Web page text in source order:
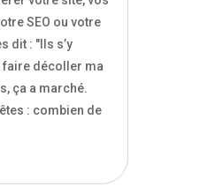
SEO ou votre
dit : "Ils s’y
faire décoller ma
ça a marché.
: combien de